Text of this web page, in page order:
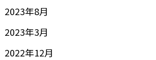
2023年8月
2023年3月
2022年12月